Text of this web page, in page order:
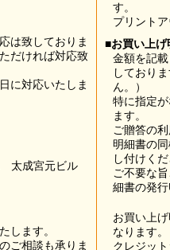
は致しておりま
だければ対応致
に対応いたしま
太成宮元ビル
します。
ご相談も承りま
す。
プリント
■お買い上げ
金額を記
しており
ん。）
特に指定
ます。
ご贈答の
明細書の
し付けくだ
ご不要な
細書の発
お買い上
なります。
クレジッ